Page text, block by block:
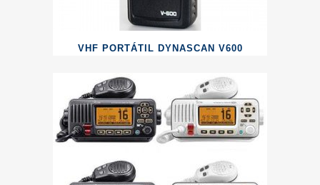
VHF PORTÁTIL DYNASCAN V600